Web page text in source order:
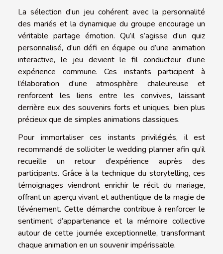
La sélection d’un jeu cohérent avec la personnalité
des mariés et la dynamique du groupe encourage un
véritable partage émotion. Qu’il s’agisse d’un quiz
personnalisé, d’un défi en équipe ou d’une animation
interactive, le jeu devient le fil conducteur d’une
expérience commune. Ces instants participent à
l’élaboration d’une atmosphère chaleureuse et
renforcent les liens entre les convives, laissant
derrière eux des souvenirs forts et uniques, bien plus
précieux que de simples animations classiques.
Pour immortaliser ces instants privilégiés, il est
recommandé de solliciter le wedding planner afin qu’il
recueille un retour d’expérience auprès des
participants. Grâce à la technique du storytelling, ces
témoignages viendront enrichir le récit du mariage,
offrant un aperçu vivant et authentique de la magie de
l’événement. Cette démarche contribue à renforcer le
sentiment d’appartenance et la mémoire collective
autour de cette journée exceptionnelle, transformant
chaque animation en un souvenir impérissable.